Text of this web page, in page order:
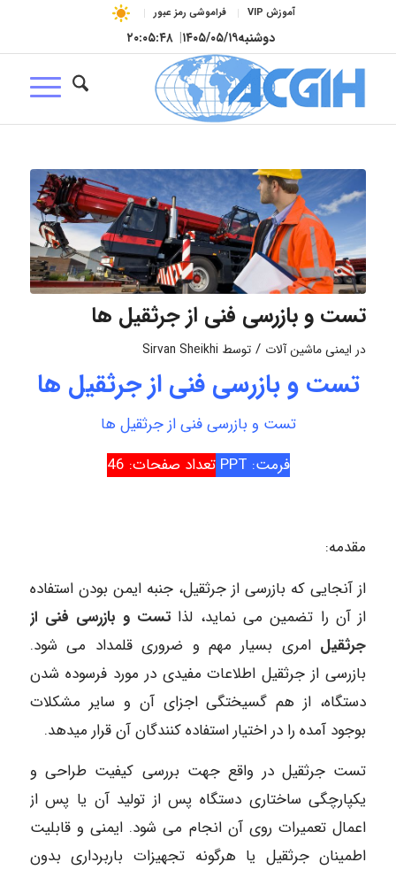
آموزش VIP فراموشی رمز عبور
دوشنبه۱۴۰۵/۰۵/۱۹| ۲۰:۰۵:۴۸
تست و بازرسی فنی از جرثقیل ها
در ایمنی ماشین آلات / توسط Sirvan Sheikhi
تست و بازرسی فنی از جرثقیل ها
تست و بازرسی فنی از جرثقیل ها
فرمت: PPT
تعداد صفحات: 46
مقدمه:
از آنجایی که بازرسی از جرثقیل، جنبه ایمن بودن استفاده
از آن را تضمین می نماید، لذا تست و بازرسی فنی از
جرثقیل امری بسیار مهم و ضروری قلمداد می شود.
بازرسی از جرثقیل اطلاعات مفیدی در مورد فرسوده شدن
دستگاه، از هم گسیختگی اجزای آن و سایر مشکلات
بوجود آمده را در اختیار استفاده کنندگان آن قرار میدهد.
تست جرثقیل در واقع جهت بررسی کیفیت طراحی و
یکپارچگی ساختاری دستگاه پس از تولید آن یا پس از
اعمال تعمیرات روی آن انجام می شود. ایمنی و قابلیت
اطمینان جرثقیل یا هرگونه تجهیزات باربرداری بدون